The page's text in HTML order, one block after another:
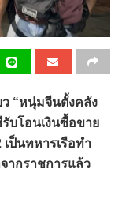
ว “หนุ่มจีนตั้งคลัง
บโอนเงินซื้อขาย
ป็นทหารเรือทำ
ากราชการแล้ว